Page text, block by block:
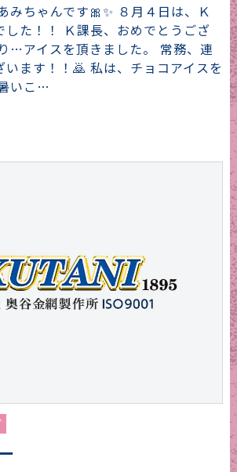
みちゃんです🎀✨ ８月４日は、Ｋ
した！！ Ｋ課長、おめでとうござ
…アイスを頂きました。 常務、連
います！！🙇 私は、チョコアイスを
いこ…